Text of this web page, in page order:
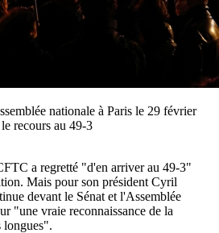
nationale à Paris le 29 février
recours au 49-3
a regretté "d'en arriver au 49-3"
Mais pour son président Cyril
devant le Sénat et l'Assemblée
"une vraie reconnaissance de la
longues".